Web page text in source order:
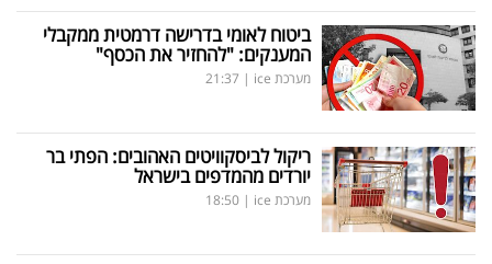
ביטוח לאומי בדרישה דרמטית ממקבלי
המענקים: "להחזיר את הכסף"
מערכת ice |
21:37
ריקול לביסקוויטים האהובים: הפתי בר
יורדים מהמדפים בישראל
מערכת ice |
18:50